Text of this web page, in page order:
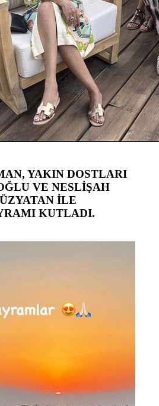
YAKIN DOSTLARI
VE NESLİŞAH
İLE
KUTLADI.